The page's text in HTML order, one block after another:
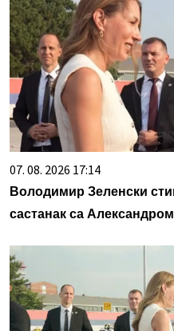
07. 08. 2026 17:14
Володимир Зеленски
састанак са